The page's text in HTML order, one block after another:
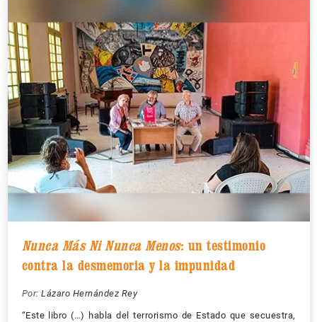
Nunca Más Ni Nunca Menos: un testimonio
contra la desmemoria y la impunidad
Por: Lázaro Hernández Rey
“Este libro (…) habla del terrorismo de Estado que secuestra,